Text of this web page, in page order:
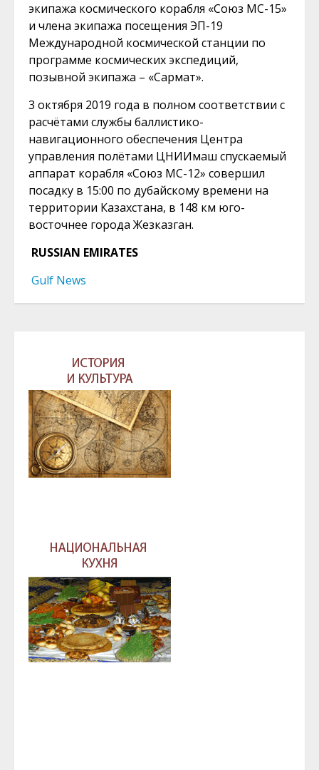
экипажа космического корабля «Союз МС-15»
и члена экипажа посещения ЭП-19
Международной космической станции по
программе космических экспедиций,
позывной экипажа – «Сармат».
3 октября 2019 года в полном соответствии с
расчётами службы баллистико-
навигационного обеспечения Центра
управления полётами ЦНИИмаш спускаемый
аппарат корабля «Союз МС-12» совершил
посадку в 15:00 по дубайскому времени на
территории Казахстана, в 148 км юго-
восточнее города Жезказган.
RUSSIAN EMIRATES
Gulf News